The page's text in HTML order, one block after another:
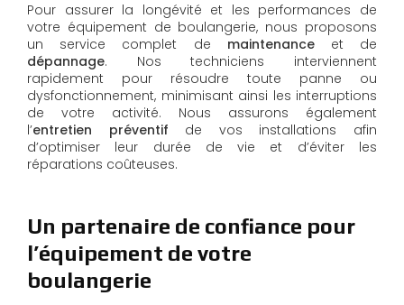
Pour assurer la longévité et les performances de
votre équipement de boulangerie, nous proposons
un service complet de maintenanceet de
dépannage. Nos techniciens interviennent
rapidement pour résoudre toute panne ou
dysfonctionnement, minimisant ainsi les interruptions
de votre activité. Nous assurons également
l’entretien préventif de vos installations afin
d’optimiser leur durée de vie et d’éviter les
réparations coûteuses.
Un partenaire de confiance pour
l’équipement de votre
boulangerie